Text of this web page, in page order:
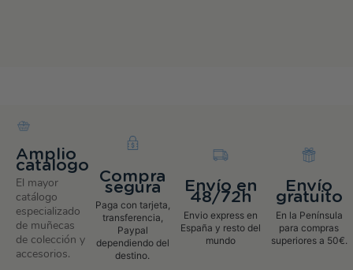
Amplio
catalogo
El mayor
catálogo
especializado
de muñecas
de colección y
accesorios.
Compra
segura
Paga con tarjeta,
transferencia,
Paypal
dependiendo del
destino.
Envío en
48/72h
Envio express en
España y resto del
mundo
Envío
gratuito
En la Península
para compras
superiores a 50€.